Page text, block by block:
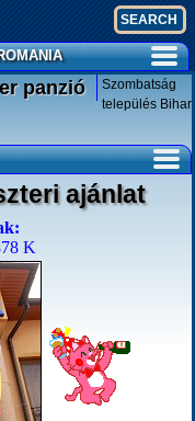
panzió
Szombatság
település Bihar
ajánlat
K